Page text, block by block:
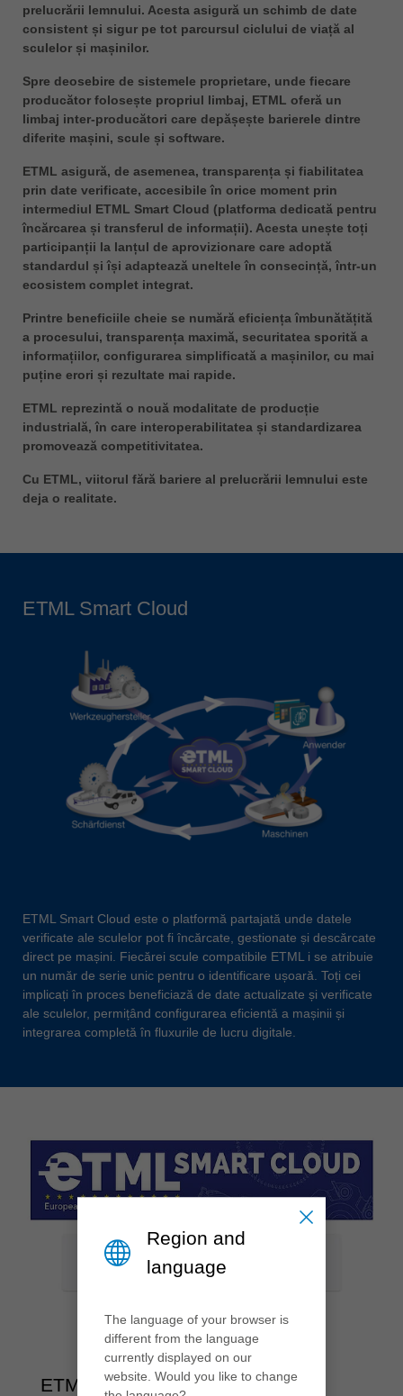
prelucrării lemnului. Acesta asigură un schimb de date
consistent și sigur pe tot parcursul ciclului de viață al
sculelor și mașinilor.
Spre deosebire de sistemele proprietare, unde fiecare
producător folosește propriul limbaj, ETML oferă un
limbaj inter-producători care depășește barierele dintre
diferite mașini, scule și software.
ETML asigură, de asemenea, transparența și fiabilitatea
prin date verificate, accesibile în orice moment prin
intermediul ETML Smart Cloud (platforma dedicată pentru
încărcarea și transferul de informații). Acesta unește toți
participanții la lanțul de aprovizionare care adoptă
standardul și își adaptează uneltele în consecință, într-un
ecosistem complet integrat.
Printre beneficiile cheie se numără eficiența îmbunătățită
a procesului, transparența maximă, securitatea sporită a
informațiilor, configurarea simplificată a mașinilor, cu mai
puține erori și rezultate mai rapide.
ETML reprezintă o nouă modalitate de producție
industrială, în care interoperabilitatea și standardizarea
promovează competitivitatea.
Cu ETML, viitorul fără bariere al prelucrării lemnului este
deja o realitate.
ETML Smart Cloud
ETML Smart Cloud este o platformă partajată unde datele
verificate ale sculelor pot fi încărcate, gestionate și descărcate
direct pe mașini. Fiecărei scule compatibile ETML i se atribuie
un număr de serie unic pentru o identificare ușoară. Toți cei
implicați în proces beneficiază de date actualizate și verificate
ale sculelor, permițând configurarea eficientă a mașinii și
integrarea completă în fluxurile de lucru digitale.
ETML Smart Cloud
Region and
language
The language of your browser is
different from the language
currently displayed on our
website. Would you like to change